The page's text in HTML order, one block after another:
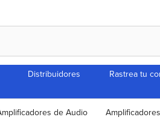
Distribuidores Rastrea tu
de Audio